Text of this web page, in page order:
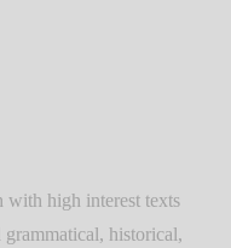
with high interest texts
historical,